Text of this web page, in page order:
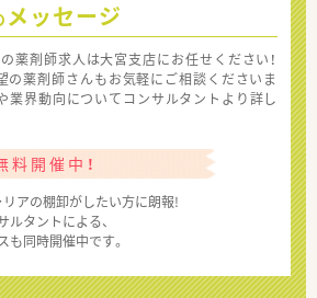
メッセージ
の薬剤師求人は大宮支店にお任せください！
の薬剤師さんもお気軽にご相談くださいま
業界動向についてコンサルタントより詳し
開催中！
リアの棚卸がしたい方に朗報!
タントによる、
も同時開催中です。